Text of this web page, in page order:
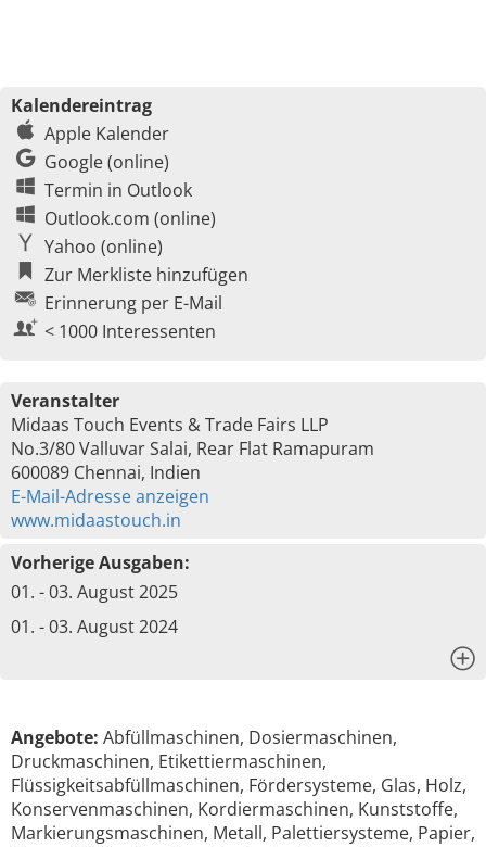
Kalendereintrag
Apple Kalender
Google (online)
Termin in Outlook
Outlook.com (online)
Yahoo (online)
Zur Merkliste hinzufügen
Erinnerung per E-Mail
< 1000 Interessenten
Veranstalter
Midaas Touch Events & Trade Fairs LLP
No.3/80 Valluvar Salai, Rear Flat Ramapuram
600089 Chennai, Indien
E-Mail-Adresse anzeigen
www.midaastouch.in
Vorherige Ausgaben:
01. - 03. August 2025
01. - 03. August 2024
Angebote: Abfüllmaschinen, Dosiermaschinen,
Druckmaschinen, Etikettiermaschinen,
Flüssigkeitsabfüllmaschinen, Fördersysteme, Glas, Holz,
Konservenmaschinen, Kordiermaschinen, Kunststoffe,
Markierungsmaschinen, Metall, Palettiersysteme, Papier,